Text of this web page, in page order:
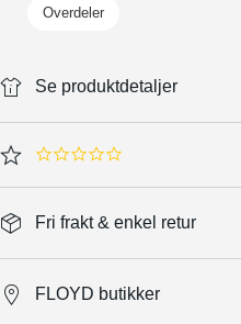
Overdeler
Se produktdetaljer
0.0 star rating
Fri frakt & enkel retur
FLOYD butikker